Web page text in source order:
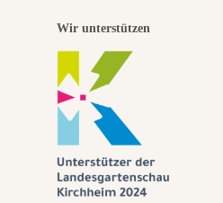
Wir unterstützen